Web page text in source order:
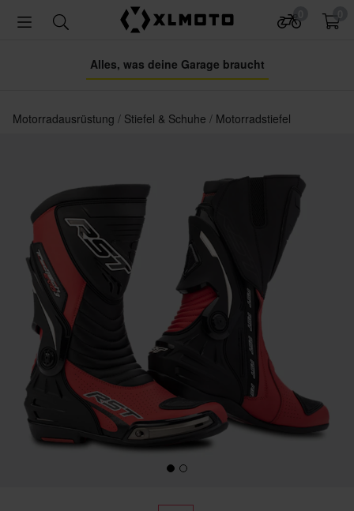
Alles, was deine Garage braucht
Motorradausrüstung Stiefel & Schuhe Motorradstiefel